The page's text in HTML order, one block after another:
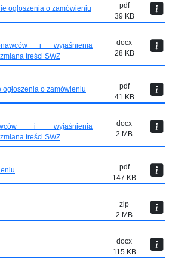
ogłoszenia o zamówieniu
pdf
39 KB
i wyjaśnienia
treści SWZ
docx
28 KB
ogłoszenia o zamówieniu
pdf
41 KB
i wyjaśnienia
treści SWZ
docx
2 MB
pdf
147 KB
zip
2 MB
docx
115 KB